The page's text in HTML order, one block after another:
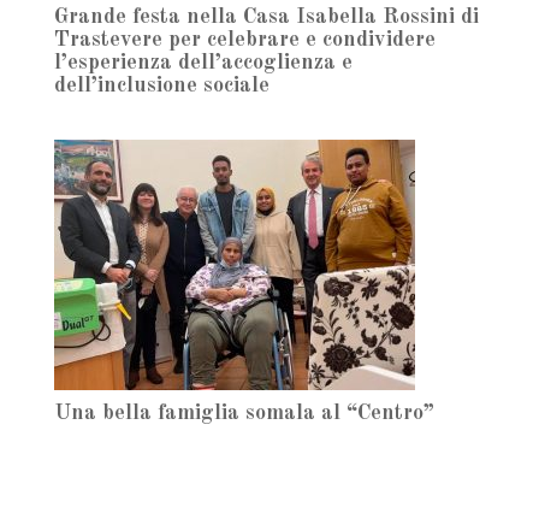
Grande festa nella Casa Isabella Rossini di
Trastevere per celebrare e condividere
l’esperienza dell’accoglienza e
dell’inclusione sociale
Una bella famiglia somala al “Centro”